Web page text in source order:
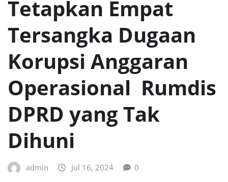
Tetapkan Empat
Tersangka Dugaan
Korupsi Anggaran
Operasional Rumdis
DPRD yang Tak
Dihuni
admin Jul 16, 2024 0